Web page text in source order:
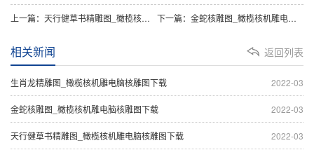
上一篇：天行健草书精雕图_橄榄核机雕电脑核雕图下载 下一篇：金蛇核雕图_橄榄核机雕电脑核雕图下载
返回列表
相关新闻
2022-03
生肖龙精雕图_橄榄核机雕电脑核雕图下载
2022-03
金蛇核雕图_橄榄核机雕电脑核雕图下载
2022-03
天行健草书精雕图_橄榄核机雕电脑核雕图下载